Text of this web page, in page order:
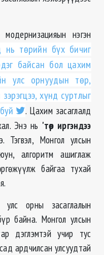
нэгэн
нь төрийн бүх бичиг
байсан бол цахим
улс орнуудын төр,
хүнд суртлыг
. Цахим засаглалд
Энэ нь 'төр иргэндээ
Тэгвэл, Монгол улсын
алгоритм ашиглаж
байгаа тухай
орны засаглалын
байна. Монгол улсын
дэглэмтэй учир тус
ардчилсан улсуудтай